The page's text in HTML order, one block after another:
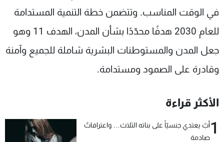
في الوقت المناسب. وتتضمن خطة التنمية المستدامة
للعام 2030 هدفًا محدّدًا بشأن المدن، الهدف 11 وهو
جعل المدن والمستوطنات البشرية شاملة للجميع وآمنة
وقادرة على الصمود ومستدامة.
الأكثر قراءة
1أبٌ يعتدي جنسيّاً على بناته الثلاث… واعترافاتٌ
صادمة